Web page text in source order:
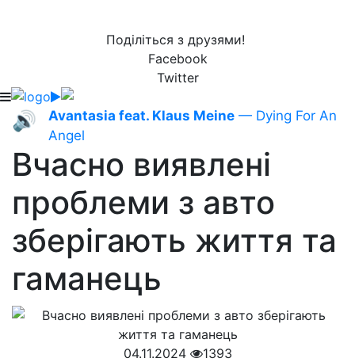
Поділіться з друзями!
Facebook
Twitter
🔊 Avantasia feat. Klaus Meine — Dying For An
Angel
Вчасно виявлені
проблеми з авто
зберігають життя та
гаманець
04.11.2024
1393